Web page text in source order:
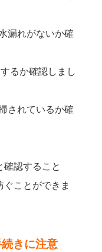
漏れがないか確
るか確認しまし
されているか確
確認すること
ことができま
きに注意